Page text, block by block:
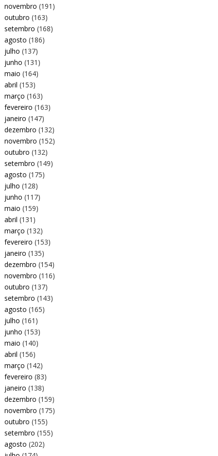
novembro (191)
outubro (163)
setembro (168)
agosto (186)
julho (137)
junho (131)
maio (164)
abril (153)
março (163)
fevereiro (163)
janeiro (147)
dezembro (132)
novembro (152)
outubro (132)
setembro (149)
agosto (175)
julho (128)
junho (117)
maio (159)
abril (131)
março (132)
fevereiro (153)
janeiro (135)
dezembro (154)
novembro (116)
outubro (137)
setembro (143)
agosto (165)
julho (161)
junho (153)
maio (140)
abril (156)
março (142)
fevereiro (83)
janeiro (138)
dezembro (159)
novembro (175)
outubro (155)
setembro (155)
agosto (202)